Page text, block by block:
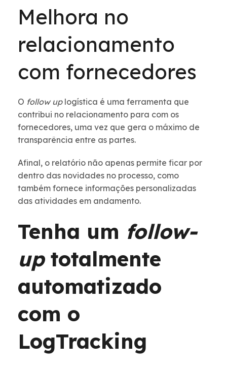
Melhora no
relacionamento
com fornecedores
O follow uplogística é uma ferramenta que
contribui no relacionamento para com os
fornecedores, uma vez que gera o máximo de
transparência entre as partes.
Afinal, o relatório não apenas permite ficar por
dentro das novidades no processo, como
também fornece informações personalizadas
das atividades em andamento.
Tenha um follow-
uptotalmente
automatizado
com o
LogTracking